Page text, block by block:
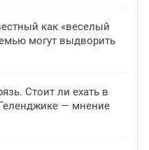
как «веселый
могут выдворить
Стоит ли ехать в
— мнение